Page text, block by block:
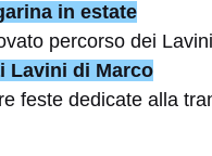
in estate
percorso dei
Lavini di Marco
feste dedicate alla